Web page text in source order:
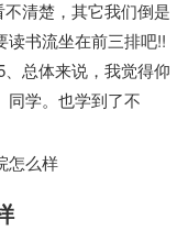
清楚，其它我们倒是
读书流坐在前三排吧!!
总体来说，我觉得仰
同学。也学到了不